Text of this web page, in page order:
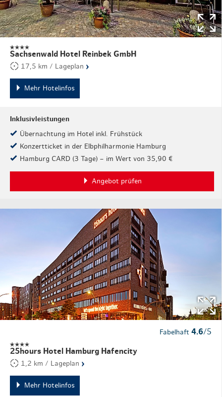
Sachsenwald Hotel Reinbek GmbH
17,5 km / Lageplan ›
Mehr Hotelinfos
Inklusivleistungen
Übernachtung im Hotel inkl. Frühstück
Konzertticket in der Elbphilharmonie Hamburg
Hamburg CARD (3 Tage) – im Wert von 35,90 €
Angebot prüfen
Fabelhaft4.6/5
25hours Hotel Hamburg Hafencity
1,2 km / Lageplan ›
Mehr Hotelinfos